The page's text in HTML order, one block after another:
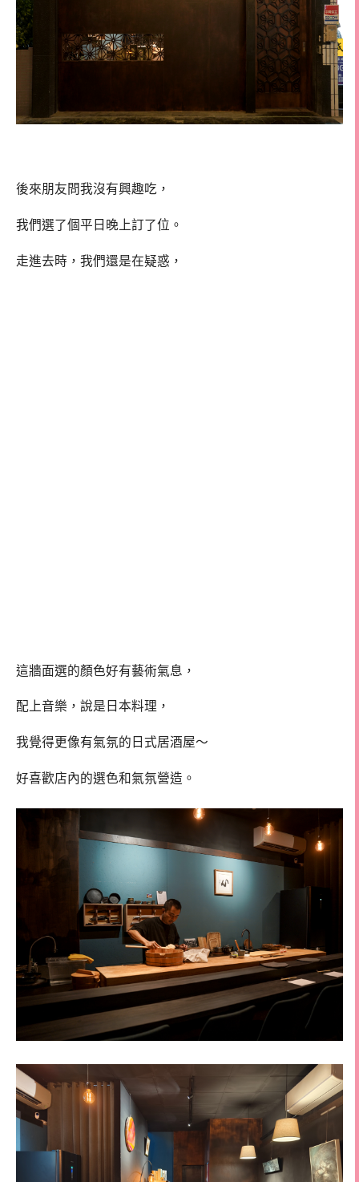
後來朋友問我沒有興趣吃，
我們選了個平日晚上訂了位。
走進去時，我們還是在疑惑，
這牆面選的顏色好有藝術氣息，
配上音樂，說是日本料理，
我覺得更像有氣氛的日式居酒屋～
好喜歡店內的選色和氣氛營造。